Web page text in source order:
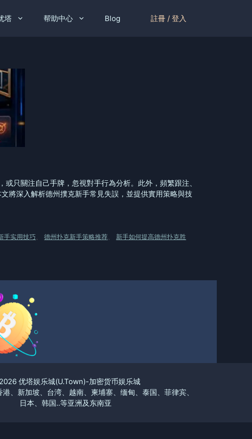
塔 帮助中心 Blog 註冊 / 登入
只關注自己手牌，忽視對手行為分析。此外，頻繁跟注、
將深入解析德州撲克新手常見失誤，並提供實用策略與技
手实用技巧 、德州扑克新手策略推荐
新手如何提高德州扑克胜
优塔娱乐城(U.Town)-加密货币娱乐城
、新加坡、台湾、越南、柬埔寨、缅甸、泰国、菲律宾、
日本、韩国..等亚洲及东南亚